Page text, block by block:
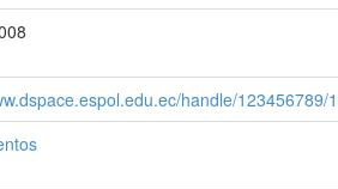
handle/123456789/